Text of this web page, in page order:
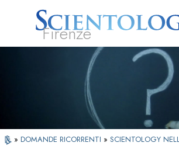
Firenze
Che cos’è
Scientology?
Ministri
Volontari
» DOMANDE RICORRENTI » SCIENTOLOGY